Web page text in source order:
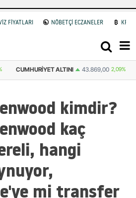
FİYATLARI NÖBETÇİ ECZANELER
43.869,00 2,09% ATA ALTIN 43.822,00
kimdir?
kaç
hangi
mi transfer